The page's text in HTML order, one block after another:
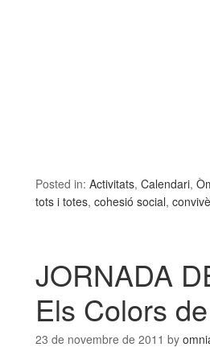
Posted in: Activitats, Calendari,
tots i totes, cohesió social,
JORNADA
Els Colors
23 de novembre de 2011 by